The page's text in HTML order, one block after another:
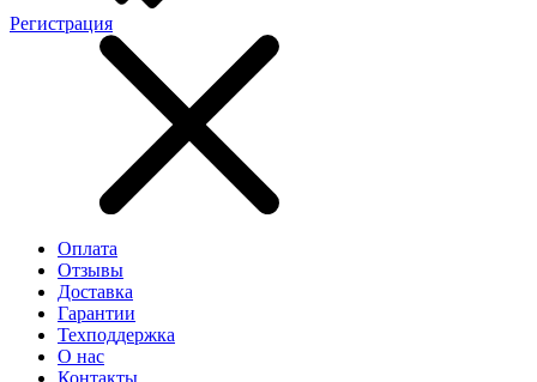
Регистрация
Оплата
Отзывы
Доставка
Гарантии
Техподдержка
О нас